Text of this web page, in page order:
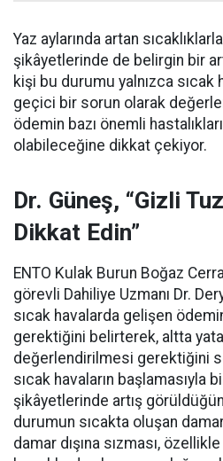
Yaz aylarında artan
şikâyetlerinde de belirgin bir
kişi bu durumu yalnızca sıcak
geçici bir sorun olarak
ödemin bazı önemli
olabileceğine dikkat çekiyor.
Dr. Güneş, “Gizli
Dikkat Edin”
ENTO Kulak Burun Boğaz
görevli Dahiliye Uzmanı Dr.
sıcak havalarda gelişen
gerektiğini belirterek, altta
değerlendirilmesi gerektiğini
sıcak havaların başlamasıyla
şikâyetlerinde artış
durumun sıcakta oluşan
damar dışına sızması,